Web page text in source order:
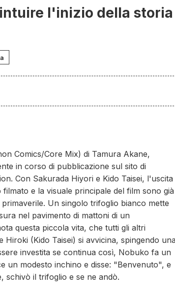
l'inizio della storia
Comics/Core Mix) di Tamura Akane,
in corso di pubblicazione sul sito di
Con Sakurada Hiyori e Kido Taisei, l'uscita
e la visuale principale del film sono già
Un singolo trifoglio bianco mette
nel pavimento di mattoni di un
questa piccola vita, che tutti gli altri
(Kido Taisei) si avvicina, spingendo una
investita se continua così, Nobuko fa un
un modesto inchino e disse: "Benvenuto", e
schivò il trifoglio e se ne andò.